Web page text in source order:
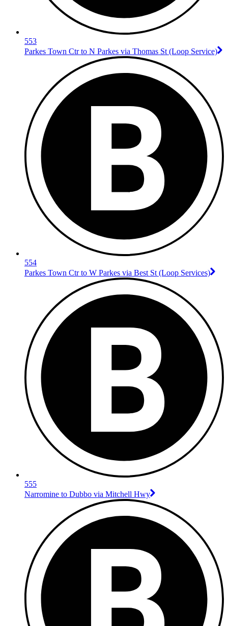
553
Parkes Town Ctr to N Parkes via Thomas St (Loop Service)
554
Parkes Town Ctr to W Parkes via Best St (Loop Services)
555
Narromine to Dubbo via Mitchell Hwy